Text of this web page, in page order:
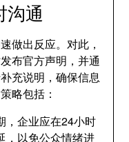
沟通
做出反应。对此，
布官方声明，并通
充说明，确保信息
略包括：
，企业应在24小时
，以免公众情绪进